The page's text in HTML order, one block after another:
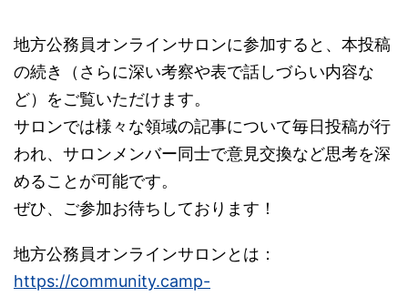
地方公務員オンラインサロンに参加すると、本投稿
の続き（さらに深い考察や表で話しづらい内容な
ど）をご覧いただけます。
サロンでは様々な領域の記事について毎日投稿が行
われ、サロンメンバー同士で意見交換など思考を深
めることが可能です。
ぜひ、ご参加お待ちしております！
地方公務員オンラインサロンとは：
https://community.camp-